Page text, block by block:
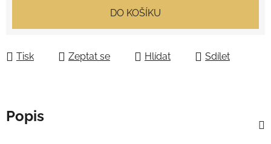
DO KOŠÍKU
Tisk Zeptat se Hlídat Sdílet
Popis